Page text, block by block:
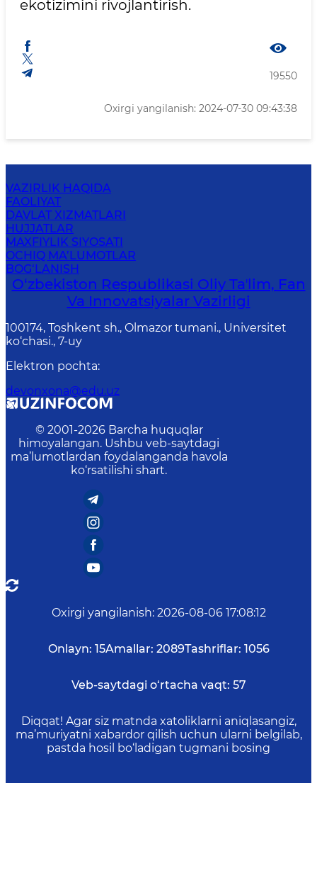
ekotizimini rivojlantirish.
19550
Oxirgi yangilanish: 2024-07-30 09:43:38
VAZIRLIK HAQIDA
FAOLIYAT
DAVLAT XIZMATLARI
HUJJATLAR
MAXFIYLIK SIYOSATI
OCHIQ MA’LUMOTLAR
BOG‘LANISH
O‘zbekiston Respublikasi Oliy Taʼlim, Fan
Va Innovatsiyalar Vazirligi
100174, Toshkent sh., Olmazor tumani., Universitet
ko‘chasi., 7-uy
Elektron pochta:
devonxona@edu.uz
© 2001-2026 Barcha huquqlar
himoyalangan. Ushbu veb-saytdagi
ma’lumotlardan foydalanganda havola
ko‘rsatilishi shart.
Oxirgi yangilanish: 2026-08-06 17:08:12
Onlayn: 15Amallar: 2089Tashriflar: 1056
Veb-saytdagi o‘rtacha vaqt: 57
Diqqat! Agar siz matnda xatoliklarni aniqlasangiz,
ma’muriyatni xabardor qilish uchun ularni belgilab,
pastda hosil bo‘ladigan tugmani bosing